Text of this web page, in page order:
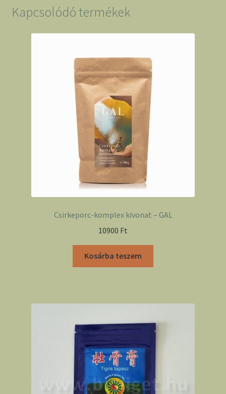
Kapcsolódó termékek
Csirkeporc-komplex kivonat – GAL
10900 Ft
Kosárba teszem